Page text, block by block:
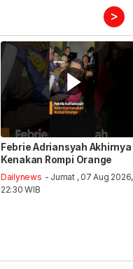
>
Febrie Adriansyah Akhirnya
Kenakan Rompi Orange
Dailynews - Jumat , 07 Aug 2026,
22:30 WIB